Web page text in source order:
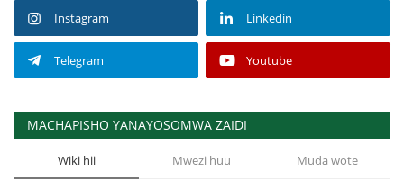
Instagram Linkedin
Telegram Youtube
MACHAPISHO YANAYOSOMWA ZAIDI
Wiki hii Mwezi huu Muda wote